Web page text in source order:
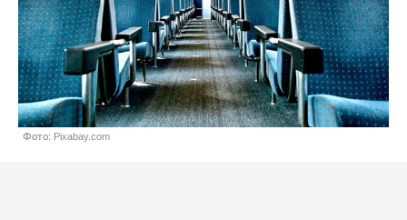
Фото: Pixabay.com